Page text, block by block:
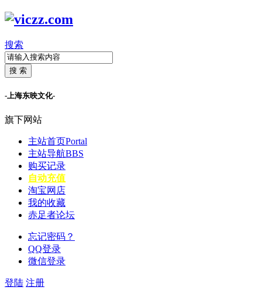
搜索
搜 索
-上海东映文化-
旗下网站
主站首页Portal
主站导航BBS
购买记录
自动充值
淘宝网店
我的收藏
赤足者论坛
忘记密码？
QQ登录
微信登录
登陆 注册